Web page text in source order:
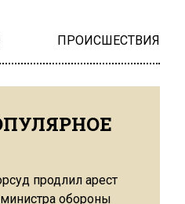
ПРОИСШЕСТВИЯ